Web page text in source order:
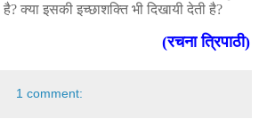
क्या इसकी इच्छाशक्ति भी दिखायी देती है?
(रचना त्रिपाठी)
1 comment: